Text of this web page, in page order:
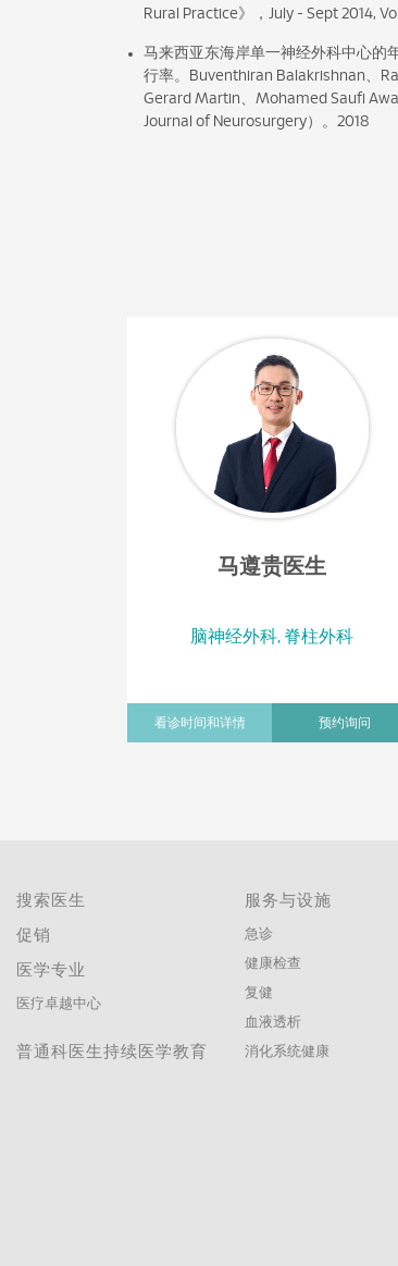
Rural Practice》，July - Sept 2014,
马来西亚东海岸单一神经外科中心的
行率。Buventhiran Balakrishnan、
Gerard Martin、Mohamed Saufi
Journal of Neurosurgery）。2018
马遵贵医生
脑神经外科, 脊柱外科
看诊时间和详情 预约询问
搜索医生
促销
医学专业
医疗卓越中心
普通科医生持续医学教育
服务与设施
急诊
健康检查
复健
血液透析
消化系统健康